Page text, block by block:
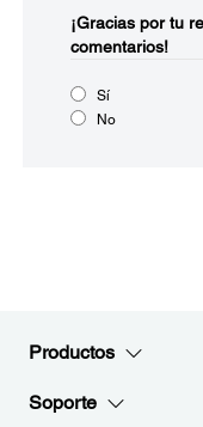
¡Gracias por tu
comentarios!
Sí
No
Productos
Soporte